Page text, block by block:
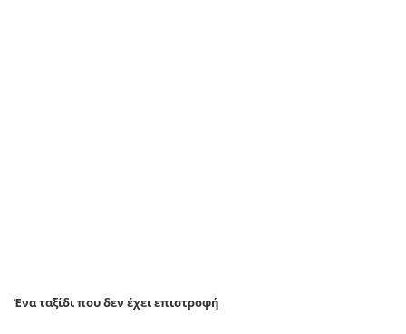
Ένα ταξίδι που δεν έχει επιστροφή